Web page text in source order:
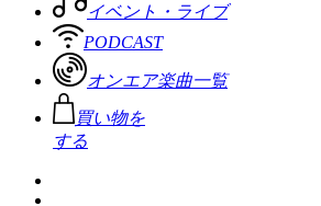
イベント・ライブ
PODCAST
オンエア楽曲一覧
買い物を
する